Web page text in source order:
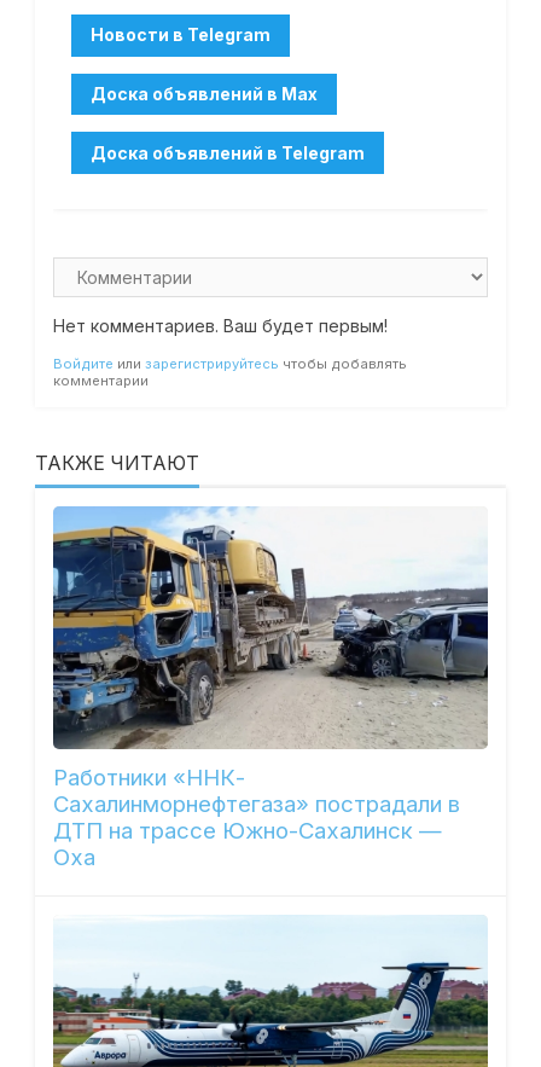
Нет комментариев. Ваш будет первым!
Войдите или зарегистрируйтесь чтобы добавлять
комментарии
ТАКЖЕ ЧИТАЮТ
Работники «ННК-
Сахалинморнефтегаза» пострадали в
ДТП на трассе Южно-Сахалинск —
Оха